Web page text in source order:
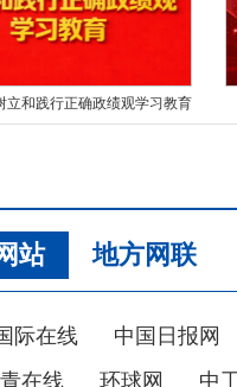
立和践行正确政绩观学习教育
站 地方网联
际在线 中国日报网
在线 环球网 中